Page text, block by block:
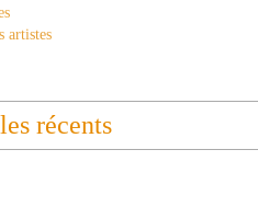
artistes
récents